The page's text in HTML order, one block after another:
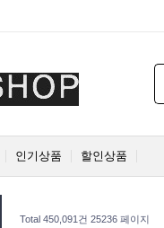
인기상품 할인상품
Total 450,091건 25236 페이지